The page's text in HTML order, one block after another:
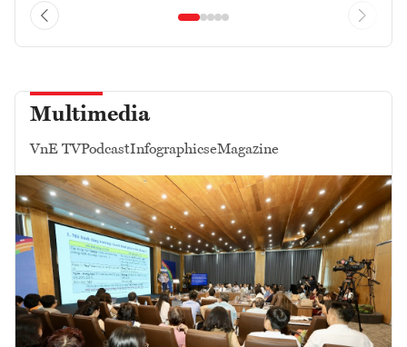
Multimedia
VnE TVPodcastInfographicseMagazine